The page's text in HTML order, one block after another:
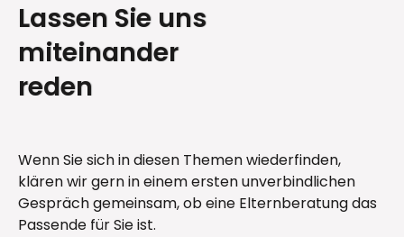
Lassen Sie uns
miteinander
reden
Wenn Sie sich in diesen Themen wiederfinden,
klären wir gern in einem ersten unverbindlichen
Gespräch gemeinsam, ob eine Elternberatung das
Passende für Sie ist.